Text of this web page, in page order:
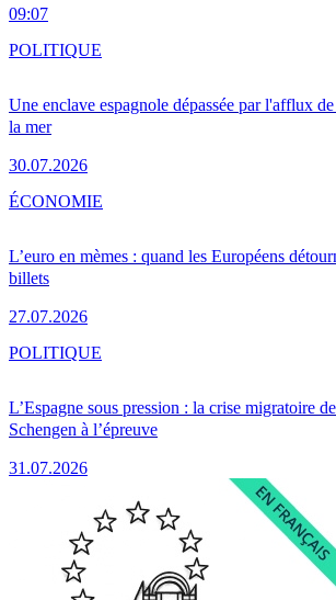
09:07
Une enclave espagnole dépassée par l'afflux
la mer
30.07.2026
POLITIQUE
L’euro en mèmes : quand les Européens
billets
27.07.2026
ÉCONOMIE
L’Espagne sous pression : la crise migratoire
Schengen à l’épreuve
31.07.2026
POLITIQUE